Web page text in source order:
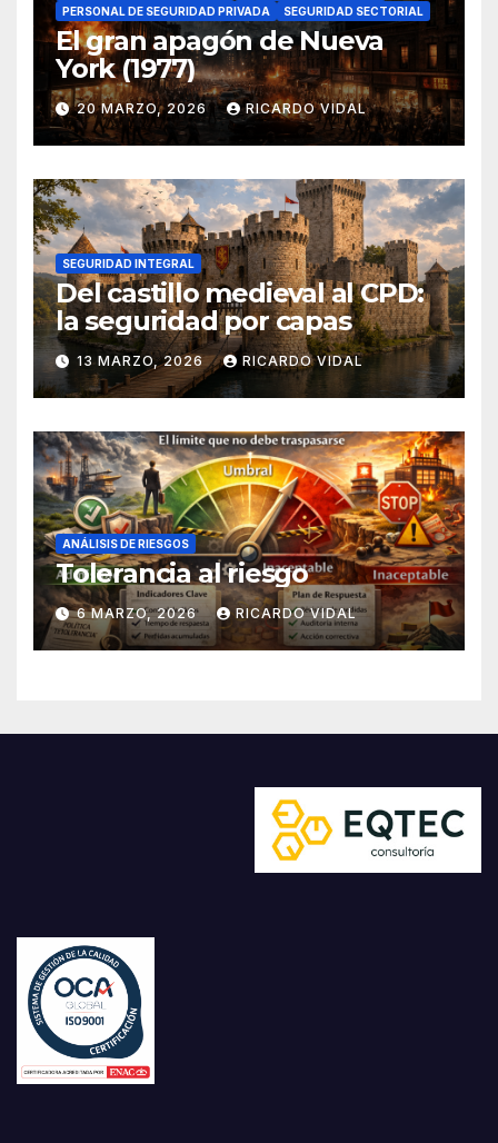
PERSONAL DE SEGURIDAD PRIVADA
SEGURIDAD SECTORIAL
El gran apagón de Nueva
York (1977)
20 MARZO, 2026 RICARDO VIDAL
SEGURIDAD INTEGRAL
Del castillo medieval al CPD:
la seguridad por capas
13 MARZO, 2026 RICARDO VIDAL
ANÁLISIS DE RIESGOS
Tolerancia al riesgo
6 MARZO, 2026 RICARDO VIDAL